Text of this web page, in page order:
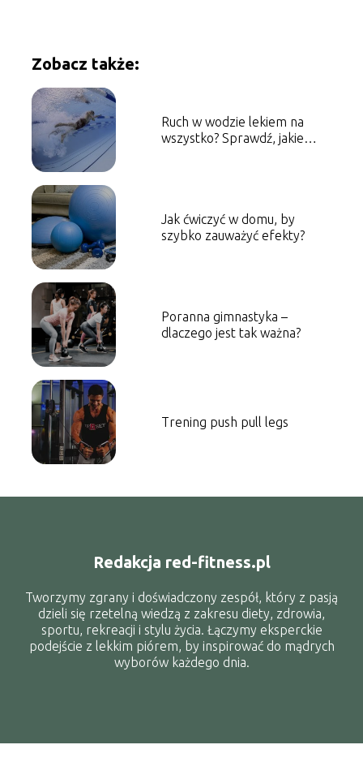
Zobacz także:
Ruch w wodzie lekiem na
wszystko? Sprawdź, jakie
Jak ćwiczyć w domu, by
szybko zauważyć efekty?
Poranna gimnastyka –
dlaczego jest tak ważna?
Trening push pull legs
Redakcja red-fitness.pl
Tworzymy zgrany i doświadczony zespół, który z pasją
dzieli się rzetelną wiedzą z zakresu diety, zdrowia,
sportu, rekreacji i stylu życia. Łączymy eksperckie
podejście z lekkim piórem, by inspirować do mądrych
wyborów każdego dnia.